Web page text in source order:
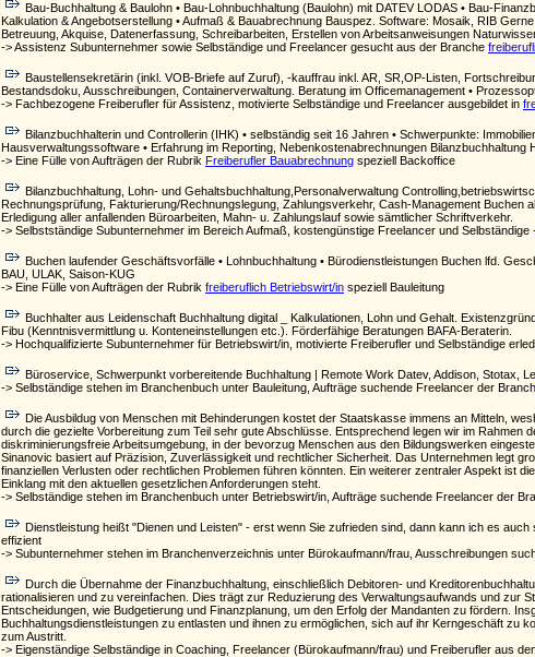
Bau-Buchhaltung & Baulohn • Bau-Lohnbuchhaltung (Baulohn) mit DATEV LODAS • Bau-
Kalkulation & Angebotserstellung • Aufmaß & Bauabrechnung Bauspez. Software: Mosaik, RIB
Betreuung, Akquise, Datenerfassung, Schreibarbeiten, Erstellen von Arbeitsanweisungen
-> Assistenz Subunternehmer sowie Selbständige und Freelancer gesucht aus der Branche
Baustellensekretärin (inkl. VOB-Briefe auf Zuruf), -kauffrau inkl. AR, SR,OP-Listen,
Bestandsdoku, Ausschreibungen, Containerverwaltung. Beratung im Officemanagement •
-> Fachbezogene Freiberufler für Assistenz, motivierte Selbständige und Freelancer ausgebildet in
Bilanzbuchhalterin und Controllerin (IHK) • selbständig seit 16 Jahren • Schwerpunkte:
Hausverwaltungssoftware • Erfahrung im Reporting, Nebenkostenabrechnungen
-> Eine Fülle von Aufträgen der Rubrik Freiberufler Bauabrechnung speziell Backoffice
Bilanzbuchhaltung, Lohn- und Gehaltsbuchhaltung,Personalverwaltung
Rechnungsprüfung, Fakturierung/Rechnungslegung, Zahlungsverkehr, Cash-Management
Erledigung aller anfallenden Büroarbeiten, Mahn- u. Zahlungslauf sowie sämtlicher Schriftverkehr.
-> Selbstständige Subunternehmer im Bereich Aufmaß, kostengünstige Freelancer und Selbständige
Buchen laufender Geschäftsvorfälle • Lohnbuchhaltung • Bürodienstleistungen Buchen lfd.
BAU, ULAK, Saison-KUG
-> Eine Fülle von Aufträgen der Rubrik freiberuflich Betriebswirt/in speziell Bauleitung
Buchhalter aus Leidenschaft Buchhaltung digital _ Kalkulationen, Lohn und Gehalt.
Fibu (Kenntnisvermittlung u. Konteneinstellungen etc.). Förderfähige Beratungen BAFA-Beraterin.
-> Hochqualifizierte Subunternehmer für Betriebswirt/in, motivierte Freiberufler und Selbständige
Büroservice, Schwerpunkt vorbereitende Buchhaltung | Remote Work Datev, Addison, Stotax,
-> Selbständige stehen im Branchenbuch unter Bauleitung, Aufträge suchende Freelancer der
Die Ausbildug von Menschen mit Behinderungen kostet der Staatskasse immens an Mitteln,
durch die gezielte Vorbereitung zum Teil sehr gute Abschlüsse. Entsprechend legen wir im
diskriminierungsfreie Arbeitsumgebung, in der bevorzug Menschen aus den Bildungswerken
Sinanovic basiert auf Präzision, Zuverlässigkeit und rechtlicher Sicherheit. Das Unternehmen legt
finanziellen Verlusten oder rechtlichen Problemen führen könnten. Ein weiterer zentraler Aspekt ist
Einklang mit den aktuellen gesetzlichen Anforderungen steht.
-> Selbständige stehen im Branchenbuch unter Betriebswirt/in, Aufträge suchende Freelancer der
Dienstleistung heißt "Dienen und Leisten" - erst wenn Sie zufrieden sind, dann kann ich es
effizient
-> Subunternehmer stehen im Branchenverzeichnis unter Bürokaufmann/frau, Ausschreibungen
Durch die Übernahme der Finanzbuchhaltung, einschließlich Debitoren- und
rationalisieren und zu vereinfachen. Dies trägt zur Reduzierung des Verwaltungsaufwands und zur
Entscheidungen, wie Budgetierung und Finanzplanung, um den Erfolg der Mandanten zu fördern.
Buchhaltungsdienstleistungen zu entlasten und ihnen zu ermöglichen, sich auf ihr Kerngeschäft zu
zum Austritt.
-> Eigenständige Selbständige in Coaching, Freelancer (Bürokaufmann/frau) und Freiberufler aus